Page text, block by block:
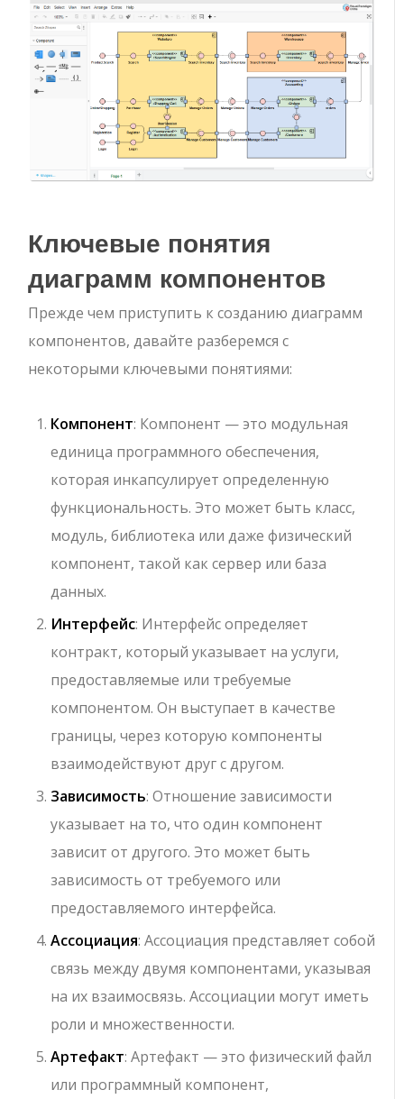
Ключевые понятия
диаграмм компонентов
Прежде чем приступить к созданию диаграмм
компонентов, давайте разберемся с
некоторыми ключевыми понятиями:
Компонент: Компонент — это модульная
единица программного обеспечения,
которая инкапсулирует определенную
функциональность. Это может быть класс,
модуль, библиотека или даже физический
компонент, такой как сервер или база
данных.
Интерфейс: Интерфейс определяет
контракт, который указывает на услуги,
предоставляемые или требуемые
компонентом. Он выступает в качестве
границы, через которую компоненты
взаимодействуют друг с другом.
Зависимость: Отношение зависимости
указывает на то, что один компонент
зависит от другого. Это может быть
зависимость от требуемого или
предоставляемого интерфейса.
Ассоциация: Ассоциация представляет собой
связь между двумя компонентами, указывая
на их взаимосвязь. Ассоциации могут иметь
роли и множественности.
Артефакт: Артефакт — это физический файл
или программный компонент,